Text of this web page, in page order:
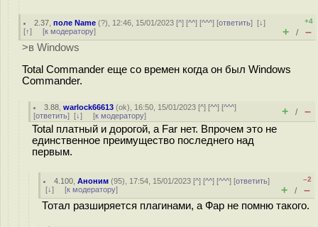
2.37 ,поле Name (?), 12:46, 15/01/2023 [^] [^^] [^^^] [ответить][↓]
[↑] [к модератору]
+4
+ / –
>в Windows
Total Commander еще со времен когда он был Windows
Commander.
3.88 ,warlock66613 (ok), 16:50, 15/01/2023 [^] [^^] [^^^]
[ответить] [↓] [к модератору] + / –
Total платный и дорогой, а Far нет. Впрочем это не
единственное преимущество последнего над
первым.
4.100 ,Аноним (95), 17:54, 15/01/2023 [^] [^^] [^^^] [ответить]
[↓] [к модератору]
–2
+ / –
Тотал разширяется плагинами, а Фар не помню такого.